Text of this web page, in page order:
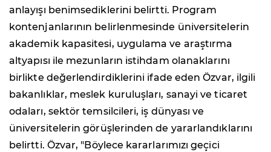
anlayışı benimsediklerini belirtti. Program
kontenjanlarının belirlenmesinde üniversitelerin
akademik kapasitesi, uygulama ve araştırma
altyapısı ile mezunların istihdam olanaklarını
birlikte değerlendirdiklerini ifade eden Özvar, ilgili
bakanlıklar, meslek kuruluşları, sanayi ve ticaret
odaları, sektör temsilcileri, iş dünyası ve
üniversitelerin görüşlerinden de yararlandıklarını
belirtti. Özvar, "Böylece kararlarımızı geçici